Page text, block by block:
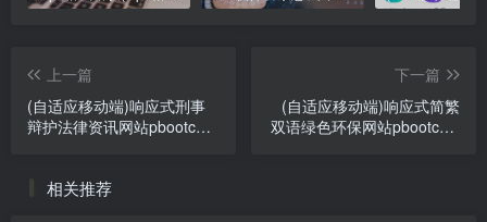
上一篇
(自适应移动端)响应式刑事
辩护法律资讯网站pbootcms
下一篇
(自适应移动端)响应式简繁
双语绿色环保网站pbootcms
相关推荐